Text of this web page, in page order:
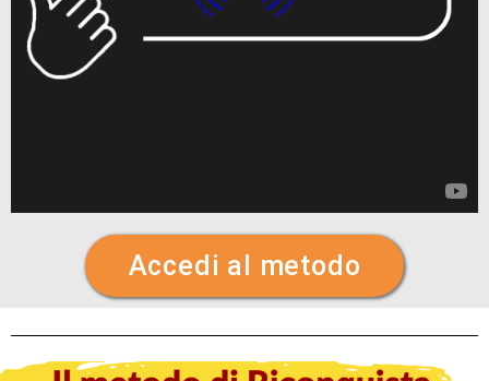
Accedi al metodo